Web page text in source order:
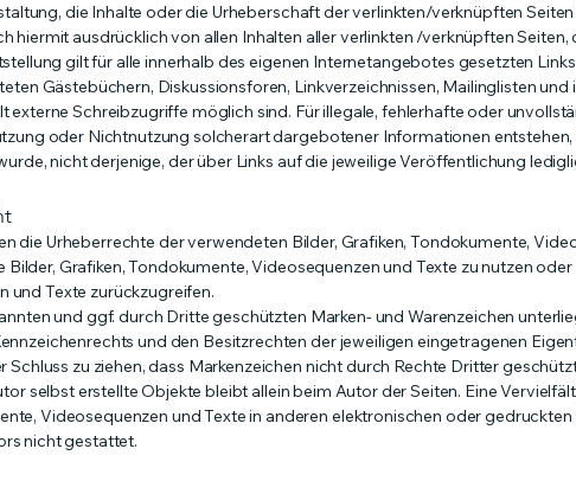
die Inhalte oder die Urheberschaft der verlinkten/verknüpften
hiermit ausdrücklich von allen Inhalten aller verlinkten /verknüpften Seiten,
gilt für alle innerhalb des eigenen Internetangebotes gesetzten
Gästebüchern, Diskussionsforen, Linkverzeichnissen, Mailinglisten und
externe Schreibzugriffe möglich sind. Für illegale, fehlerhafte oder
oder Nichtnutzung solcherart dargebotener Informationen
nicht derjenige, der über Links auf die jeweilige Veröffentlichung
die Urheberrechte der verwendeten Bilder, Grafiken, Tondokumente,
Grafiken, Tondokumente, Videosequenzen und Texte zu nutzen
und Texte zurückzugreifen.
und ggf. durch Dritte geschützten Marken- und Warenzeichen
und den Besitzrechten der jeweiligen eingetragenen
zu ziehen, dass Markenzeichen nicht durch Rechte Dritter
selbst erstellte Objekte bleibt allein beim Autor der Seiten. Eine
Videosequenzen und Texte in anderen elektronischen oder
nicht gestattet.